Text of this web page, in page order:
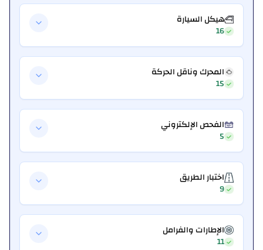
هيكل السيارة
16
المحرك وناقل الحركة
15
الفحص الإلكتروني
5
اختبار الطريق
9
الإطارات والفرامل
11